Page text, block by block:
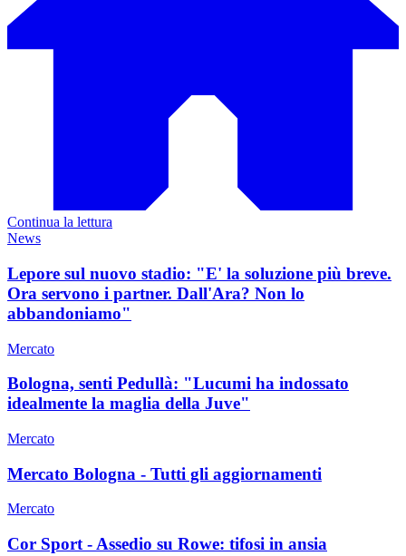
Continua la lettura
News
Lepore sul nuovo stadio: "E' la soluzione più breve.
Ora servono i partner. Dall'Ara? Non lo
abbandoniamo"
Mercato
Bologna, senti Pedullà: "Lucumi ha indossato
idealmente la maglia della Juve"
Mercato
Mercato Bologna - Tutti gli aggiornamenti
Mercato
Cor Sport - Assedio su Rowe: tifosi in ansia